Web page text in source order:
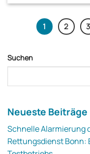
1 2 3
Suchen
Neueste Beiträge
Schnelle Alarmierung
Rettungsdienst Bonn: